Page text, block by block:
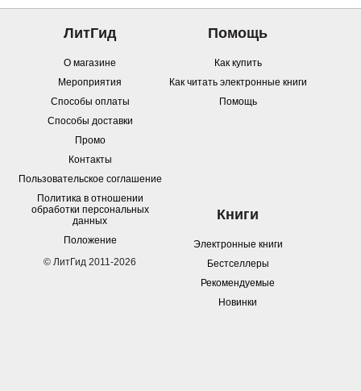
ЛитГид
О магазине
Мероприятия
Способы оплаты
Способы доставки
Промо
Контакты
Пользовательское соглашение
Политика в отношении
обработки персональных
данных
Положение
© ЛитГид 2011-2026
Помощь
Как купить
Как читать электронные книги
Помощь
Книги
Электронные книги
Бестселлеры
Рекомендуемые
Новинки